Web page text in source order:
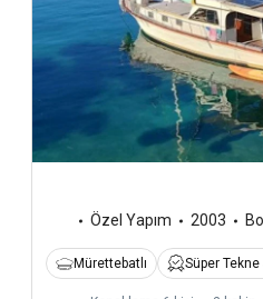
Özel Yapım 2003
Mürettebatlı Süper Tekne